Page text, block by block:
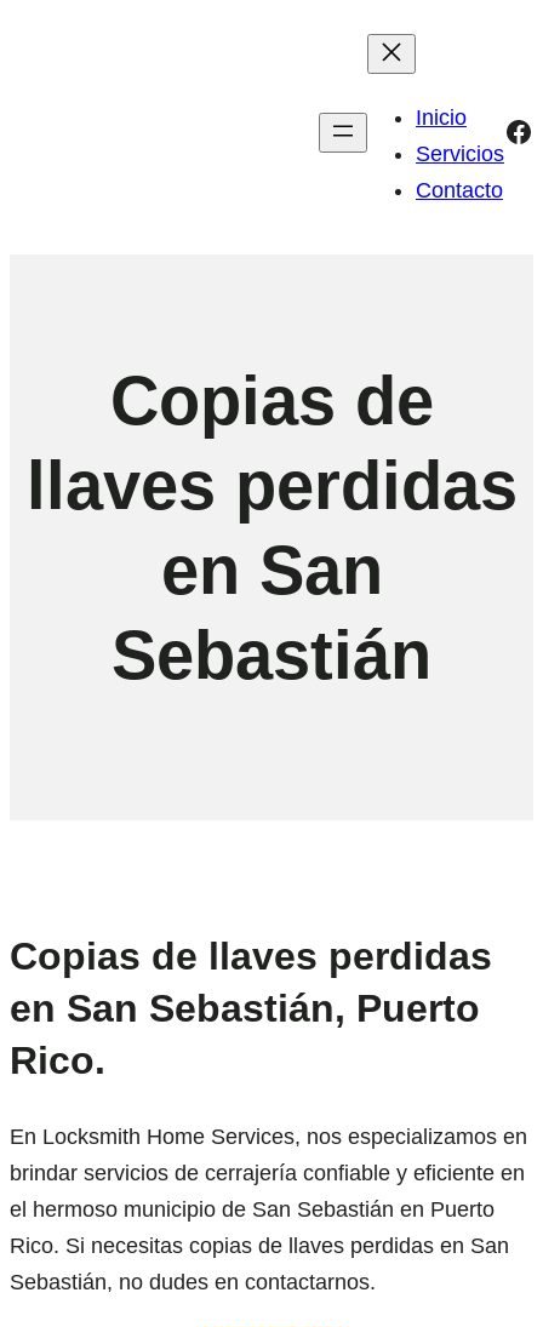
Inicio
Servicios
Contacto
Copias de
llaves perdidas
en San
Sebastián
Copias de llaves perdidas
en San Sebastián, Puerto
Rico.
En Locksmith Home Services, nos especializamos en
brindar servicios de cerrajería confiable y eficiente en
el hermoso municipio de San Sebastián en Puerto
Rico. Si necesitas copias de llaves perdidas en San
Sebastián, no dudes en contactarnos.